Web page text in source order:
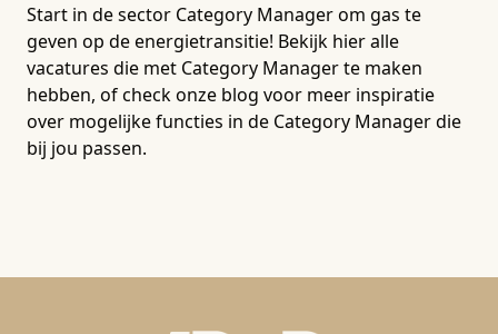
Start in de sector Category Manager om gas te
geven op de energietransitie! Bekijk hier alle
vacatures die met Category Manager te maken
hebben, of check onze blog voor meer inspiratie
over mogelijke functies in de Category Manager die
bij jou passen.